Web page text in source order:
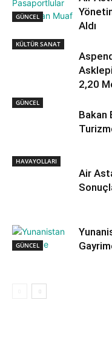
GÜNCEL
Aldı
KÜLTÜR SANAT
2,20
GÜNCEL
Bakan
HAVAYOLLARI
Air
GÜNCEL